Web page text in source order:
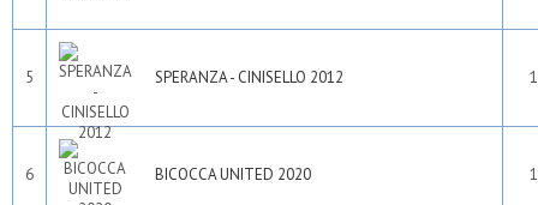
5 SPERANZA - CINISELLO 2012
6 BICOCCA UNITED 2020